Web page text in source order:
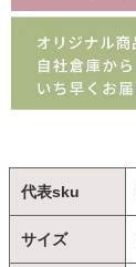
代表sku
サイズ